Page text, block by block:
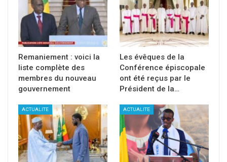
Remaniement : voici la
liste complète des
membres du nouveau
gouvernement
Les évêques de la
Conférence épiscopale
ont été reçus par le
Président de la…
ACTUALITE ACTUALITE